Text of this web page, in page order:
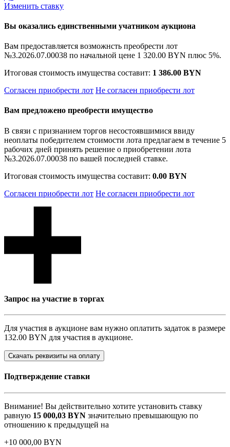
Изменить ставку
Вы оказались единственными учатником аукциона
Вам предоставляется возможнсть преобрести лот
№3.2026.07.00038 по начальной цене 1 320.00 BYN плюс 5%.
Итоговая стоимость имущества составит: 1 386.00 BYN
Согласен приобрести лот Не согласен приобрести лот
Вам предложено преобрести имущество
В связи с признанием торгов несостоявшимися ввиду
неоплаты победителем стоимости лота предлагаем в течение 5
рабочих дней принять решение о приобретении лота
№3.2026.07.00038 по вашей последней ставке.
Итоговая стоимость имущества составит: 0.00 BYN
Согласен приобрести лот Не согласен приобрести лот
Запрос на участие в торгах
Для участия в аукционе вам нужно оплатить задаток в размере
132.00 BYN для участия в аукционе.
Скачать реквизиты на оплату
Подтверждение ставки
Внимание! Вы действительно хотите установить ставку
равную 15 000,03 BYN значительно превышающую по
отношению к предыдущей на
+10 000,00 BYN